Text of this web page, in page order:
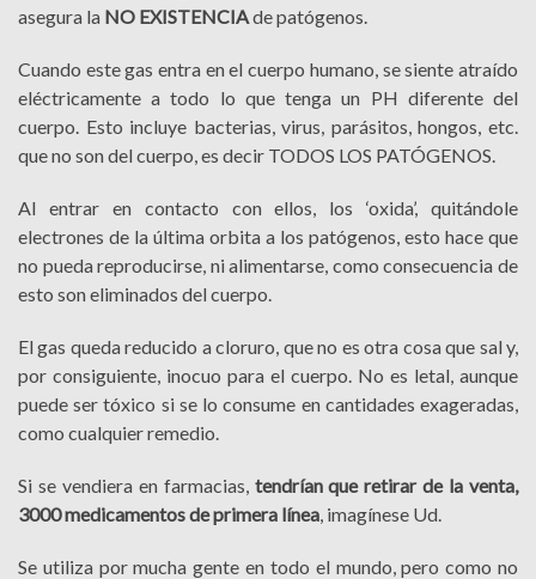
asegura la NO EXISTENCIAde patógenos.
Cuando este gas entra en el cuerpo humano, se siente atraído
eléctricamente a todo lo que tenga un PH diferente del
cuerpo. Esto incluye bacterias, virus, parásitos, hongos, etc.
que no son del cuerpo, es decir TODOS LOS PATÓGENOS.
Al entrar en contacto con ellos, los ‘oxida’, quitándole
electrones de la última orbita a los patógenos, esto hace que
no pueda reproducirse, ni alimentarse, como consecuencia de
esto son eliminados del cuerpo.
El gas queda reducido a cloruro, que no es otra cosa que sal y,
por consiguiente, inocuo para el cuerpo. No es letal, aunque
puede ser tóxico si se lo consume en cantidades exageradas,
como cualquier remedio.
Si se vendiera en farmacias, tendrían que retirar de la venta,
3000 medicamentos de primera línea, imagínese Ud.
Se utiliza por mucha gente en todo el mundo, pero como no